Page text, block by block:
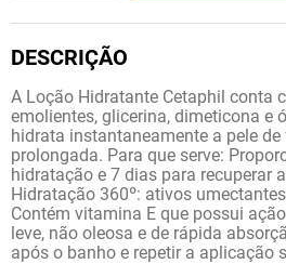
A Loção Hidratante Cetaphil conta
emolientes, glicerina, dimeticona e
hidrata instantaneamente a pele
prolongada. Para que serve:
hidratação e 7 dias para recuperar
Hidratação 360º: ativos
Contém vitamina E que possui
leve, não oleosa e de rápida
após o banho e repetir a aplicação